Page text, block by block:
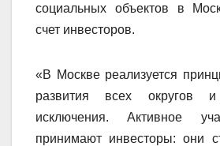
социальных объектов в
счет инвесторов.
«В Москве реализуется
развития всех округов
исключения. Активное
принимают инвесторы: они